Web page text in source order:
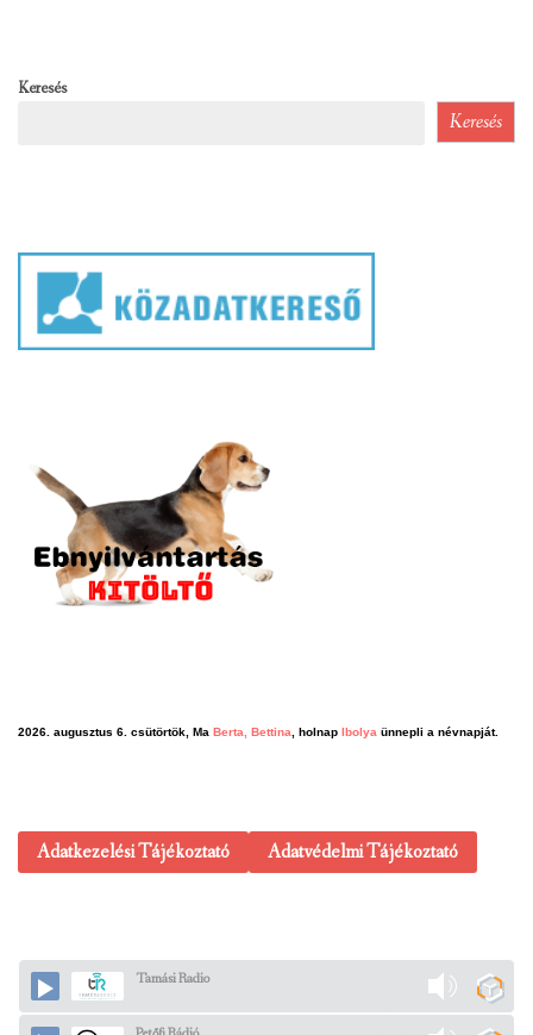
Keresés
Keresés
2026. augusztus 6. csütörtök, Ma Berta, Bettina , holnap Ibolya ünnepli a névnapját.
Adatkezelési Tájékoztató Adatvédelmi Tájékoztató
Tamási Radio